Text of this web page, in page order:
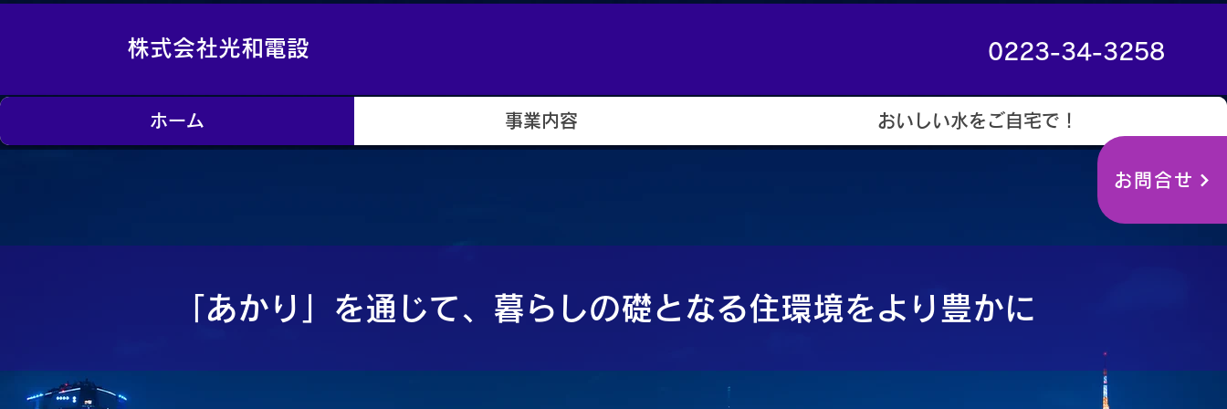
お問合せ
株式会社光和電設 0223-34-3258
ホーム 事業内容 おいしい水をご自宅で！
「あかり」を通じて、暮らしの礎となる住環境をより豊かに